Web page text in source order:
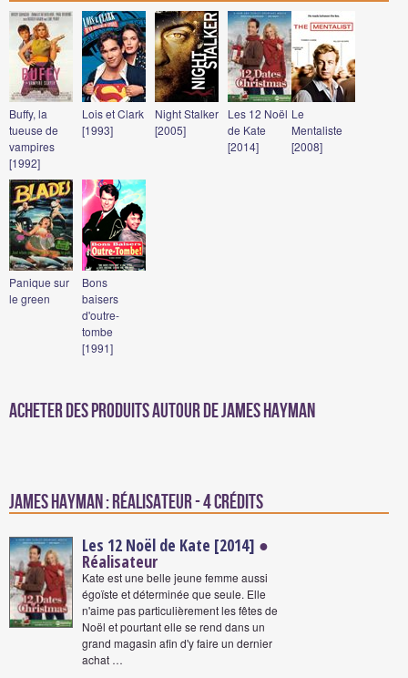
Buffy, la
tueuse de
vampires
[1992]
Lois et Clark
[1993]
Night Stalker
[2005]
Les 12 Noël
de Kate
[2014]
Le
Mentaliste
[2008]
Panique sur
le green
Bons
baisers
d'outre-
tombe
[1991]
Acheter des produits autour de James Hayman
James Hayman : Réalisateur - 4 crédits
Les 12 Noël de Kate [2014] ●
Réalisateur
Kate est une belle jeune femme aussi
égoïste et déterminée que seule. Elle
n'aime pas particulièrement les fêtes de
Noël et pourtant elle se rend dans un
grand magasin afin d'y faire un dernier
achat …